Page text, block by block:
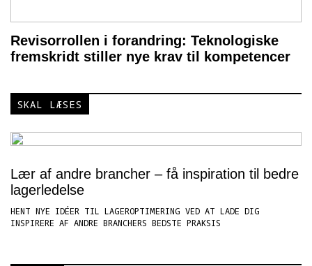
Revisorrollen i forandring: Teknologiske
fremskridt stiller nye krav til kompetencer
SKAL LÆSES
Lær af andre brancher – få inspiration til bedre
lagerledelse
HENT NYE IDÉER TIL LAGEROPTIMERING VED AT LADE DIG
INSPIRERE AF ANDRE BRANCHERS BEDSTE PRAKSIS